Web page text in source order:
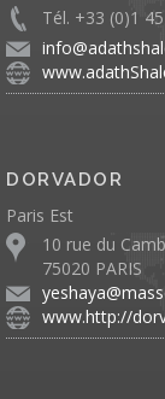
Tél. +33 (0)1
DORVADOR
Paris Est
10 rue du
75020 PARIS
www.http://